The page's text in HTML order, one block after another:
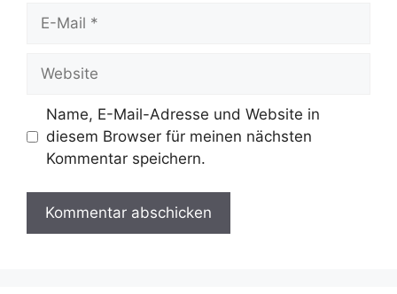
Mail
Name, E-Mail-Adresse und Website in
diesem Browser für meinen nächsten
Kommentar speichern.